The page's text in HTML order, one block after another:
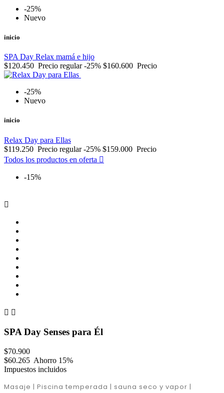
-25%
Nuevo
inicio
SPA Day Relax mamá e hijo
$120.450 Precio regular-25% $160.600 Precio
-25%
Nuevo
inicio
Relax Day para Ellas
$119.250 Precio regular-25% $159.000 Precio
Todos los productos en oferta 
-15%

 
SPA Day Senses para Él
$70.900
$60.265 Ahorro 15%
Impuestos incluidos
Masaje | Piscina temperada | sauna seco y vapor |